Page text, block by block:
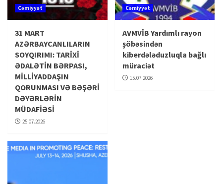
Cəmiyyət
31 MART
AZƏRBAYCANLILARIN
SOYQIRIMI: TARİXİ
ƏDALƏTİN BƏRPASI,
MİLLİYADDAŞIN
QORUNMASI VƏ BƏŞƏRİ
DƏYƏRLƏRİN
MÜDAFİƏSİ
25.07.2026
Cəmiyyət
AVMVİB Yardımlı rayon
şöbəsindən
kiberdələduzluqla bağlı
müraciət
15.07.2026